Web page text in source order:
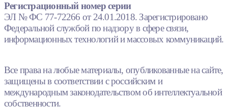
Регистрационный номер серии
ЭЛ № ФС 77-72266 от 24.01.2018. Зарегистрировано
Федеральной службой по надзору в сфере связи,
информационных технологий и массовых коммуникаций.
Все права на любые материалы, опубликованные на сайте,
защищены в соответствии с российским и
международным законодательством об интеллектуальной
собственности.